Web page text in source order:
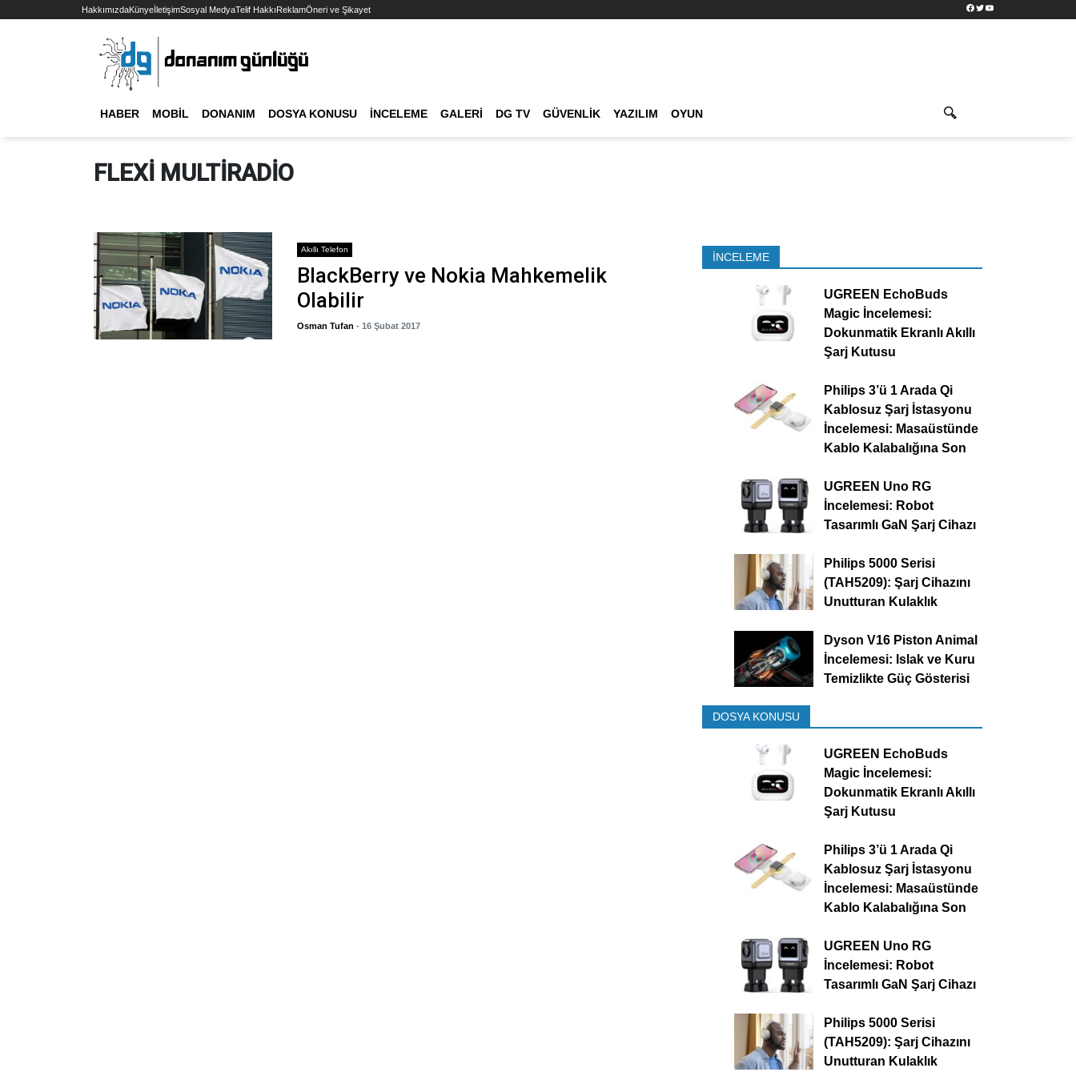
HakkımızdaKünyeİletişimSosyal MedyaTelif HakkıReklamÖneri ve Şikayet Facebook
TwitterYouTube
HABER MOBIL DONANIM DOSYA KONUSU İNCELEME GALERI DG TV GÜVENLIK YAZILIM OYUN
FLEXI MULTIRADIO
Akıllı Telefon
BlackBerry ve Nokia Mahkemelik
Olabilir
Osman Tufan - 16 Şubat 2017
İNCELEME
UGREEN EchoBuds
Magic İncelemesi:
Dokunmatik Ekranlı Akıllı
Şarj Kutusu
Philips 3’ü 1 Arada Qi
Kablosuz Şarj İstasyonu
İncelemesi: Masaüstünde
Kablo Kalabalığına Son
UGREEN Uno RG
İncelemesi: Robot
Tasarımlı GaN Şarj Cihazı
Philips 5000 Serisi
(TAH5209): Şarj Cihazını
Unutturan Kulaklık
Dyson V16 Piston Animal
İncelemesi: Islak ve Kuru
Temizlikte Güç Gösterisi
DOSYA KONUSU
UGREEN EchoBuds
Magic İncelemesi:
Dokunmatik Ekranlı Akıllı
Şarj Kutusu
Philips 3’ü 1 Arada Qi
Kablosuz Şarj İstasyonu
İncelemesi: Masaüstünde
Kablo Kalabalığına Son
UGREEN Uno RG
İncelemesi: Robot
Tasarımlı GaN Şarj Cihazı
Philips 5000 Serisi
(TAH5209): Şarj Cihazını
Unutturan Kulaklık